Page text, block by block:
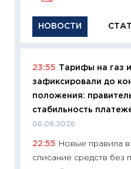
НОВОСТИ
23:55 Тарифы на газ
зафиксировали до
положения:
стабильность
06.08.2026
22:55
Новые правила
списание средств без